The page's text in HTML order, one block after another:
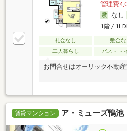
管理費
なし
1階 /
礼金なし 敷金な
二人暮らし
バス・ト
お問合せはオーリック不動
賃貸マンション ア・ミューズ鴨池